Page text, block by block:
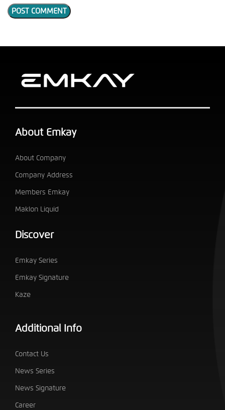
About Emkay
About Company
Company Address
Members Emkay
Maklon Liquid
Discover
Emkay Series
Emkay Signature
Kaze
Additional Info
Contact Us
News Series
News Signature
Career